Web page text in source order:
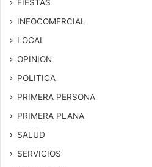
FIESTAS
INFOCOMERCIAL
LOCAL
OPINION
POLITICA
PRIMERA PERSONA
PRIMERA PLANA
SALUD
SERVICIOS